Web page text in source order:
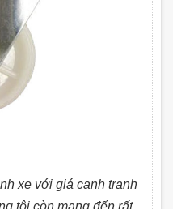
xe với giá cạnh tranh
tôi còn mang đến rất